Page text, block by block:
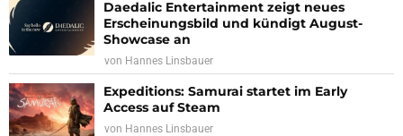
Daedalic Entertainment zeigt neues
Erscheinungsbild und kündigt August-
Showcase an
von Hannes Linsbauer
Expeditions: Samurai startet im Early
Access auf Steam
von Hannes Linsbauer